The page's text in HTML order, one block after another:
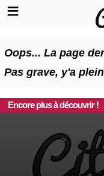
Oops... La page
Pas grave, y'a
Encore plus à découvrir !